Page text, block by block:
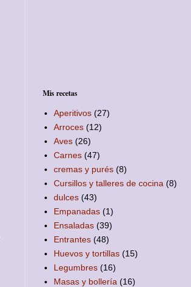
Mis recetas
Aperitivos (27)
Arroces (12)
Aves (26)
Carnes (47)
cremas y purés (8)
Cursillos y talleres de cocina (8)
dulces (43)
Empanadas (1)
Ensaladas (39)
Entrantes (48)
Huevos y tortillas (15)
Legumbres (16)
Masas y bollería (16)